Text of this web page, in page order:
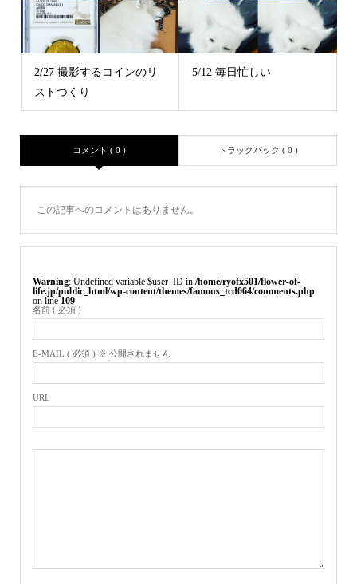
2/27 撮影するコインのリ
ストつくり
5/12 毎日忙しい
コメント ( 0 ) トラックバック ( 0 )
この記事へのコメントはありません。
Warning : Undefined variable $user_ID in /home/ryofx501/flower-of-
life.jp/public_html/wp-content/themes/famous_tcd064/comments.php
on line 109
名前 ( 必須 )
E-MAIL ( 必須 ) ※ 公開されません
URL